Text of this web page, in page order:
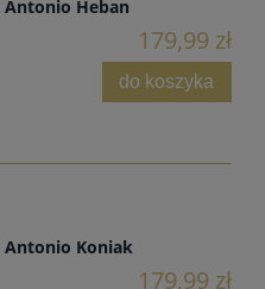
Antonio Heban
179,99 zł
do koszyka
Antonio Koniak
179,99 zł